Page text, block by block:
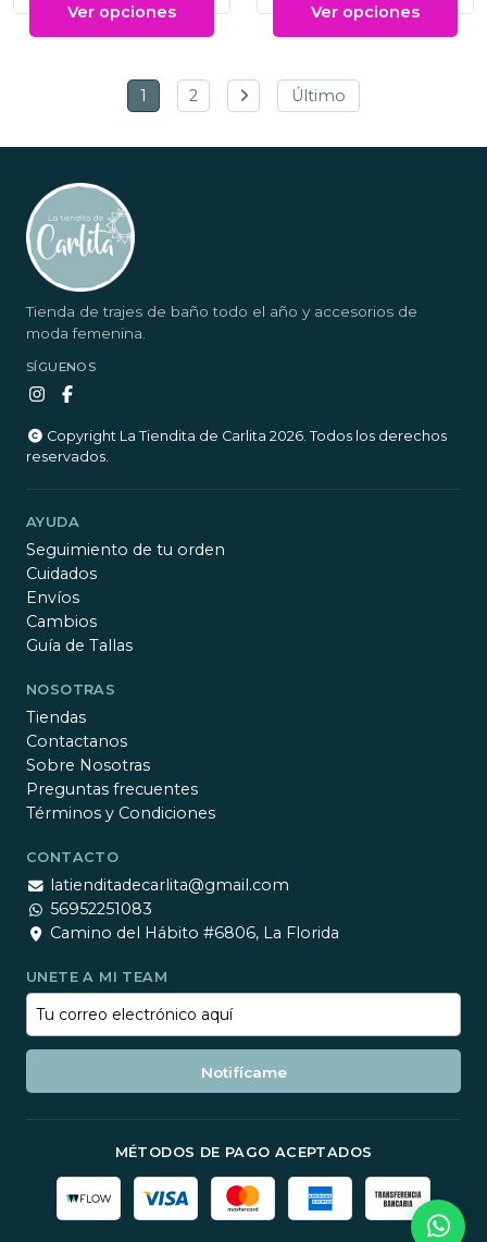
Ver opciones Ver opciones
1 2 Último
Tienda de trajes de baño todo el año y accesorios de
moda femenina.
SÍGUENOS
Copyright La Tiendita de Carlita 2026. Todos los derechos
reservados.
AYUDA
Seguimiento de tu orden
Cuidados
Envíos
Cambios
Guía de Tallas
NOSOTRAS
Tiendas
Contactanos
Sobre Nosotras
Preguntas frecuentes
Términos y Condiciones
CONTACTO
latienditadecarlita@gmail.com
56952251083
Camino del Hábito #6806, La Florida
UNETE A MI TEAM
Notifícame
MÉTODOS DE PAGO ACEPTADOS